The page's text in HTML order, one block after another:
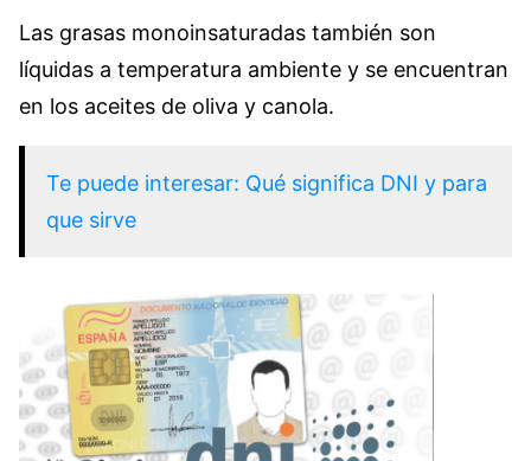
Las grasas monoinsaturadas también son
líquidas a temperatura ambiente y se encuentran
en los aceites de oliva y canola.
Te puede interesar: Qué significa DNI y para
que sirve